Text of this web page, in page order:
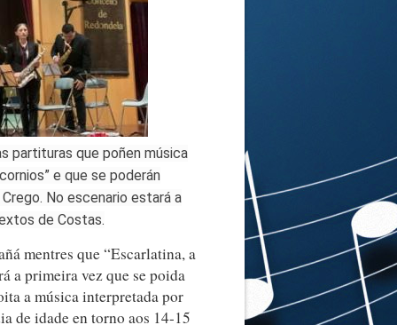
partituras que poñen música
e que se poderán
No escenario estará a
de Costas.
mentres que “Escarlatina, a
a primeira vez que se poida
a música interpretada por
de idade en torno aos 14-15